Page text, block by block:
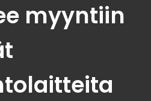
myyntiin